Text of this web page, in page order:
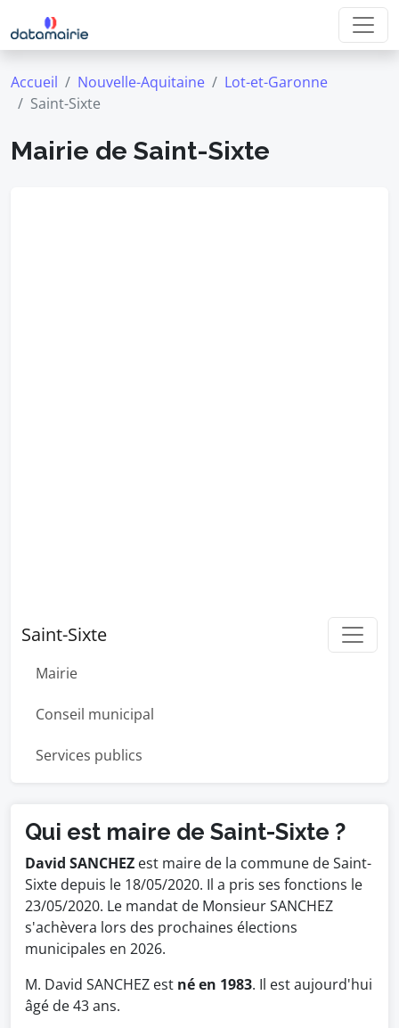
Accueil Nouvelle-Aquitaine
Lot-et-Garonne
Saint-Sixte
Mairie de Saint-Sixte
Saint-Sixte
Mairie
Conseil municipal
Services publics
Qui est maire de Saint-Sixte ?
David SANCHEZ est maire de la commune de Saint-
Sixte depuis le 18/05/2020. Il a pris ses fonctions le
23/05/2020. Le mandat de Monsieur SANCHEZ
s'achèvera lors des prochaines élections
municipales en 2026.
M. David SANCHEZ est né en 1983. Il est aujourd'hui
âgé de 43 ans.